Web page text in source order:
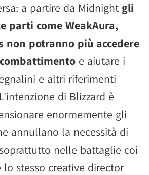
a partire da Midnight gli
parti come WeakAura,
non potranno più accedere
e aiutare i
e altri riferimenti
di Blizzard è
enormemente gli
annullano la necessità di
nelle battaglie coi
lo stesso creative director